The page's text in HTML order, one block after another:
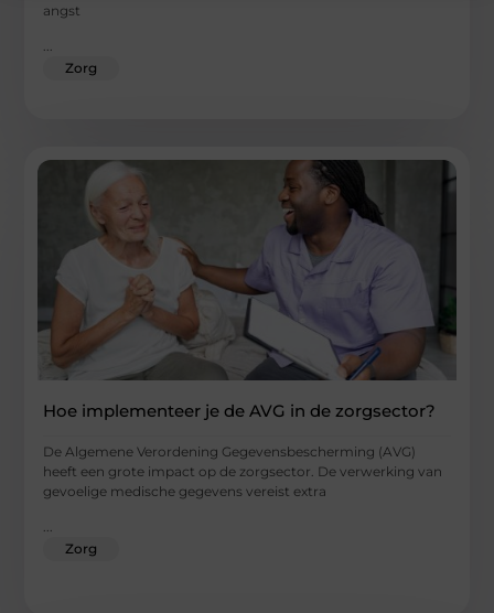
angst
Zorg
Hoe implementeer je de AVG in de zorgsector?
De Algemene Verordening Gegevensbescherming (AVG)
heeft een grote impact op de zorgsector. De verwerking van
gevoelige medische gegevens vereist extra
...
Zorg